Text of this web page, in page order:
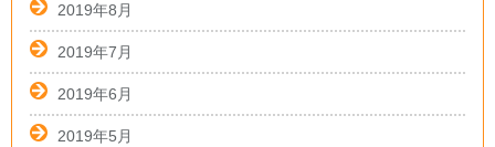
2019年8月
2019年7月
2019年6月
2019年5月